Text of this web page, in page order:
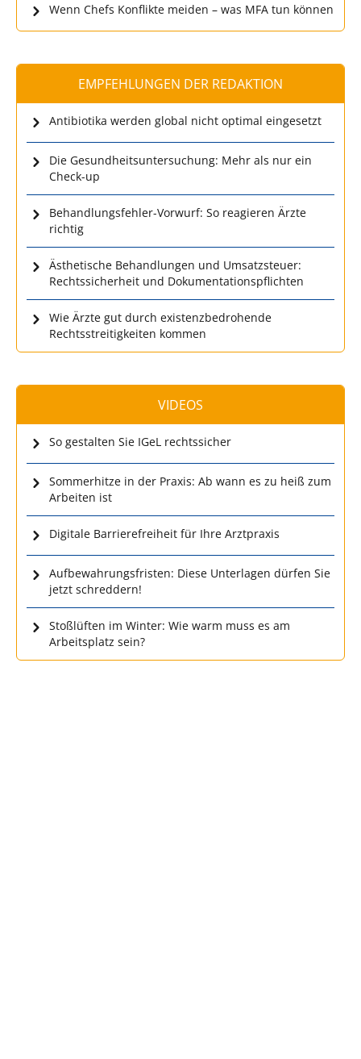
Wenn Chefs Konflikte meiden – was MFA tun können
EMPFEHLUNGEN DER REDAKTION
Antibiotika werden global nicht optimal eingesetzt
Die Gesundheitsuntersuchung: Mehr als nur ein
Check-up
Behandlungsfehler-Vorwurf: So reagieren Ärzte
richtig
Ästhetische Behandlungen und Umsatzsteuer:
Rechtssicherheit und Dokumentationspflichten
Wie Ärzte gut durch existenzbedrohende
Rechtsstreitigkeiten kommen
VIDEOS
So gestalten Sie IGeL rechtssicher
Sommerhitze in der Praxis: Ab wann es zu heiß zum
Arbeiten ist
Digitale Barrierefreiheit für Ihre Arztpraxis
Aufbewahrungsfristen: Diese Unterlagen dürfen Sie
jetzt schreddern!
Stoßlüften im Winter: Wie warm muss es am
Arbeitsplatz sein?